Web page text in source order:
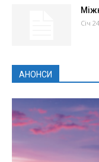
Січ
АНОНСИ